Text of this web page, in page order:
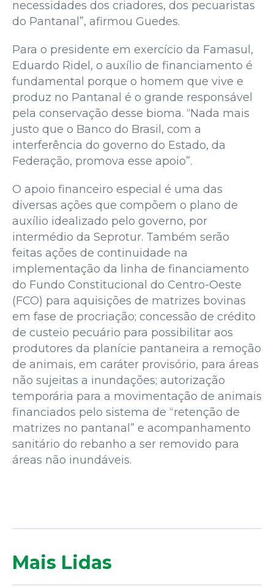
necessidades dos criadores, dos pecuaristas
do Pantanal”, afirmou Guedes.
Para o presidente em exercício da Famasul,
Eduardo Ridel, o auxílio de financiamento é
fundamental porque o homem que vive e
produz no Pantanal é o grande responsável
pela conservação desse bioma. “Nada mais
justo que o Banco do Brasil, com a
interferência do governo do Estado, da
Federação, promova esse apoio”.
O apoio financeiro especial é uma das
diversas ações que compõem o plano de
auxílio idealizado pelo governo, por
intermédio da Seprotur. Também serão
feitas ações de continuidade na
implementação da linha de financiamento
do Fundo Constitucional do Centro-Oeste
(FCO) para aquisições de matrizes bovinas
em fase de procriação; concessão de crédito
de custeio pecuário para possibilitar aos
produtores da planície pantaneira a remoção
de animais, em caráter provisório, para áreas
não sujeitas a inundações; autorização
temporária para a movimentação de animais
financiados pelo sistema de “retenção de
matrizes no pantanal” e acompanhamento
sanitário do rebanho a ser removido para
áreas não inundáveis.
Mais Lidas